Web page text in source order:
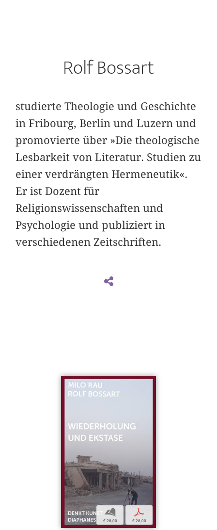
Rolf Bossart
studierte Theologie und Geschichte
in Fribourg, Berlin und Luzern und
promovierte über »Die theologische
Lesbarkeit von Literatur. Studien zu
einer verdrängten Hermeneutik«.
Er ist Dozent für
Religionswissenschaften und
Psychologie und publiziert in
verschiedenen Zeitschriften.
b
€ 28,00
p
€ 28,00